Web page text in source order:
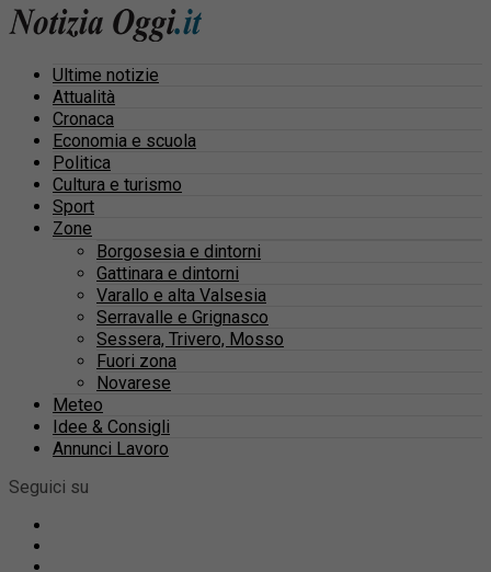
Ultime notizie
Attualità
Cronaca
Economia e scuola
Politica
Cultura e turismo
Sport
Zone
Borgosesia e dintorni
Gattinara e dintorni
Varallo e alta Valsesia
Serravalle e Grignasco
Sessera, Trivero, Mosso
Fuori zona
Novarese
Meteo
Idee & Consigli
Annunci Lavoro
Seguici su